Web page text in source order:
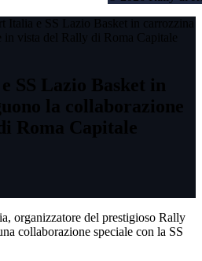
Italia e SS Lazio Basket in carrozzina
in vista del Rally di Roma Capitale
SS Lazio Basket in
la collaborazione
Roma Capitale
organizzatore del prestigioso Rally
collaborazione speciale con la SS